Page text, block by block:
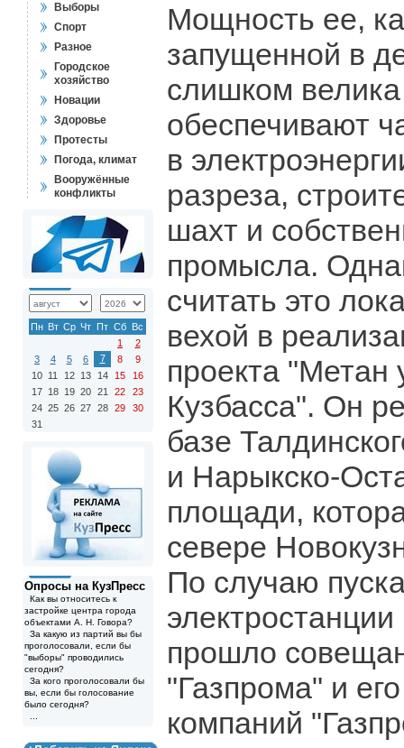
Выборы
Спорт
Разное
Городское
хозяйство
Новации
Здоровье
Протесты
Погода, климат
Вооружённые
конфликты
Пн Вт Ср Чт Пт Сб Вс
1
2
3
4 5 6 7 8
9
10 11 12 13 14 15
16
17 18 19 20 21 22
23
24 25 26 27 28 29
30
31
Опросы на КузПресс
Как вы относитесь к
застройке центра города
объектами А. Н. Говора?
За какую из партий вы бы
проголосовали, если бы
"выборы" проводились
сегодня?
За кого проголосовали бы
вы, если бы голосование
было сегодня?
Мощность ее,
запущенной в
слишком велика
обеспечивают
в
разреза,
шахт и
промысла.
считать это
вехой в
проекта "Метан
Кузбасса". Он
базе
и Нарыкско-
площади,
севере
По случаю
прошло
"Газпрома" и
компаний